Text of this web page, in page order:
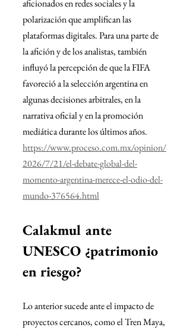
aficionados en redes sociales y la
polarización que amplifican las
plataformas digitales. Para una parte de
la afición y de los analistas, también
influyó la percepción de que la FIFA
favoreció a la selección argentina en
algunas decisiones arbitrales, en la
narrativa oficial y en la promoción
mediática durante los últimos años.
https://www.proceso.com.mx/opinion/
2026/7/21/el-debate-global-del-
momento-argentina-merece-el-odio-del-
mundo-376564.html
Calakmul ante
UNESCO ¿patrimonio
en riesgo?
Lo anterior sucede ante el impacto de
proyectos cercanos, como el Tren Maya,